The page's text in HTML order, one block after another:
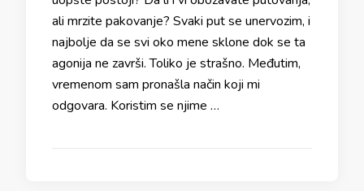
ali mrzite pakovanje? Svaki put se unervozim, i
najbolje da se svi oko mene sklone dok se ta
agonija ne završi. Toliko je strašno. Međutim,
vremenom sam pronašla način koji mi
odgovara. Koristim se njime …